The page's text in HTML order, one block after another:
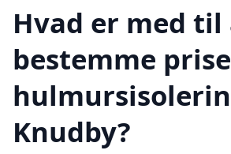
Hvad er med til
bestemme
Knudby?